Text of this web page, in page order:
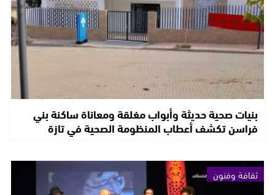
بنيات صحية حديثة وأبواب مغلقة ومعاناة ساكنة بني
فراسن تكشف أعطاب المنظومة الصحية في تازة
ثقافة وفنون